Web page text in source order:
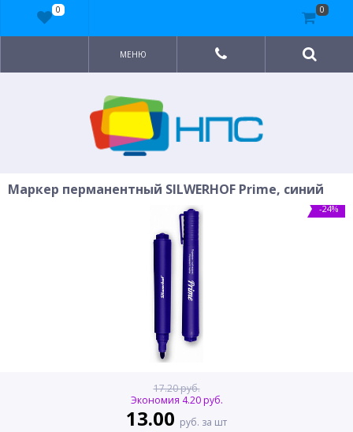
МЕНЮ
Маркер перманентный SILWERHOF Prime, синий
-24%
17.20 руб.
Экономия 4.20 руб.
13.00 руб. за шт
0 0